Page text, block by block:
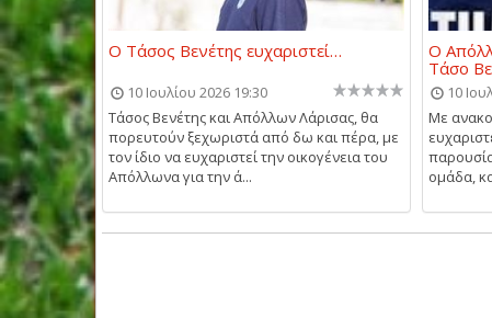
O Τάσος Βενέτης ευχαριστεί…
10 Ιουλίου 2026 19:30
Τάσος Βενέτης και Απόλλων Λάρισας, θα
πορευτούν ξεχωριστά από δω και πέρα, με
τον ίδιο να ευχαριστεί την οικογένεια του
Απόλλωνα για την ά...
Ο
Τάσο
10
Με
ομάδα,